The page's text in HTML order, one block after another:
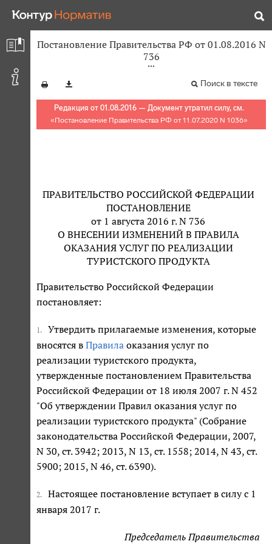
Постановление Правительства РФ от 01.08.2016 N
736
Поиск в тексте
Редакция от 01.08.2016 — Документ утратил силу, см.
«Постановление Правительства РФ от 11.07.2020 N 1036»
ПРАВИТЕЛЬСТВО РОССИЙСКОЙ ФЕДЕРАЦИИ
ПОСТАНОВЛЕНИЕ
от 1 августа 2016 г. N 736
О ВНЕСЕНИИ ИЗМЕНЕНИЙ В ПРАВИЛА
ОКАЗАНИЯ УСЛУГ ПО РЕАЛИЗАЦИИ
ТУРИСТСКОГО ПРОДУКТА
Правительство Российской Федерации
постановляет:
1.
Утвердить прилагаемые изменения, которые
вносятся в Правила оказания услуг по
реализации туристского продукта,
утвержденные постановлением Правительства
Российской Федерации от 18 июля 2007 г. N 452
"Об утверждении Правил оказания услуг по
реализации туристского продукта" (Собрание
законодательства Российской Федерации, 2007,
N 30, ст. 3942; 2013, N 13, ст. 1558; 2014, N 43, ст.
5900; 2015, N 46, ст. 6390).
2.
Настоящее постановление вступает в силу с 1
января 2017 г.
Председатель Правительства